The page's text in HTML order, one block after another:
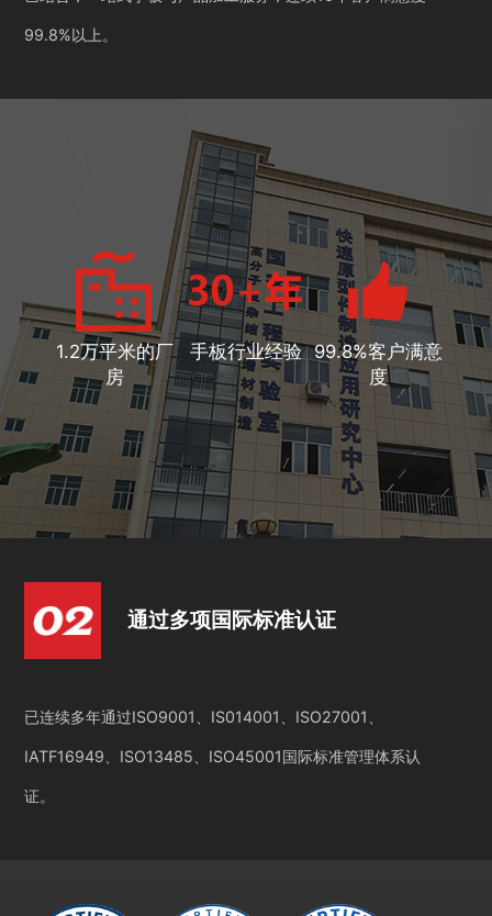
99.8%以上。
1.2万平米的厂
房
手板行业经验 99.8%客户满意
度
通过多项国际标准认证
已连续多年通过ISO9001、IS014001、ISO27001、
IATF16949、ISO13485、ISO45001国际标准管理体系认
证。